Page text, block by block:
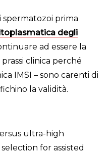
spermatozoi prima
degli
ad essere la
clinica perché
IMSI – sono carenti di
la validità.
ultra-high
for assisted